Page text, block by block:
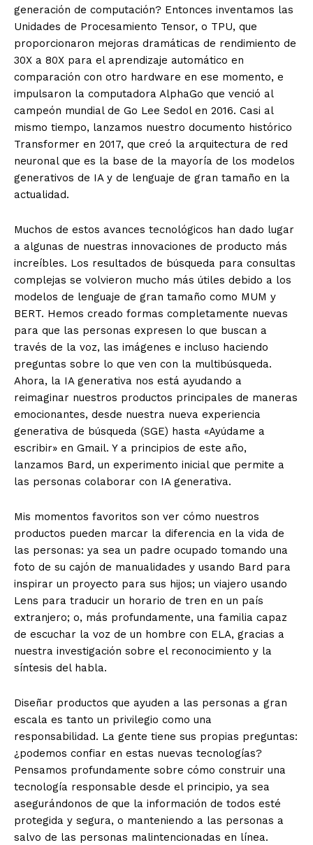
generación de computación? Entonces inventamos las
Unidades de Procesamiento Tensor, o TPU, que
proporcionaron mejoras dramáticas de rendimiento de
30X a 80X para el aprendizaje automático en
comparación con otro hardware en ese momento, e
impulsaron la computadora AlphaGo que venció al
campeón mundial de Go Lee Sedol en 2016. Casi al
mismo tiempo, lanzamos nuestro documento histórico
Transformer en 2017, que creó la arquitectura de red
neuronal que es la base de la mayoría de los modelos
generativos de IA y de lenguaje de gran tamaño en la
actualidad.
Muchos de estos avances tecnológicos han dado lugar
a algunas de nuestras innovaciones de producto más
increíbles. Los resultados de búsqueda para consultas
complejas se volvieron mucho más útiles debido a los
modelos de lenguaje de gran tamaño como MUM y
BERT. Hemos creado formas completamente nuevas
para que las personas expresen lo que buscan a
través de la voz, las imágenes e incluso haciendo
preguntas sobre lo que ven con la multibúsqueda.
Ahora, la IA generativa nos está ayudando a
reimaginar nuestros productos principales de maneras
emocionantes, desde nuestra nueva experiencia
generativa de búsqueda (SGE) hasta «Ayúdame a
escribir» en Gmail. Y a principios de este año,
lanzamos Bard, un experimento inicial que permite a
las personas colaborar con IA generativa.
Mis momentos favoritos son ver cómo nuestros
productos pueden marcar la diferencia en la vida de
las personas: ya sea un padre ocupado tomando una
foto de su cajón de manualidades y usando Bard para
inspirar un proyecto para sus hijos; un viajero usando
Lens para traducir un horario de tren en un país
extranjero; o, más profundamente, una familia capaz
de escuchar la voz de un hombre con ELA, gracias a
nuestra investigación sobre el reconocimiento y la
síntesis del habla.
Diseñar productos que ayuden a las personas a gran
escala es tanto un privilegio como una
responsabilidad. La gente tiene sus propias preguntas:
¿podemos confiar en estas nuevas tecnologías?
Pensamos profundamente sobre cómo construir una
tecnología responsable desde el principio, ya sea
asegurándonos de que la información de todos esté
protegida y segura, o manteniendo a las personas a
salvo de las personas malintencionadas en línea.